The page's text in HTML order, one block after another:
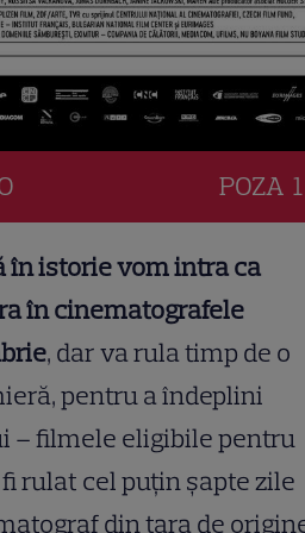
POZA
în istorie vom intra ca
în cinematografele
, dar va rula timp de o
pentru a îndeplini
– filmele eligibile pentru
rulat cel puţin şapte zile
din ţara de